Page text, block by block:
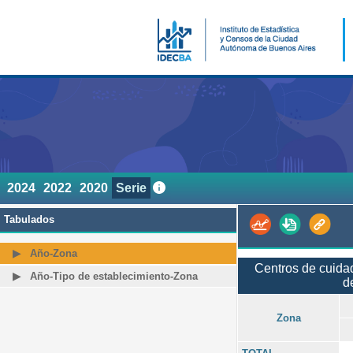
2024 2022 2020 Serie
Tabulados
Año-Zona
Año-Tipo de establecimiento-Zona
Centros de
Zona